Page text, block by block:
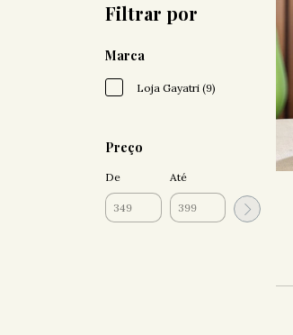
Filtrar por
Marca
Loja Gayatri (9)
Preço
De Até